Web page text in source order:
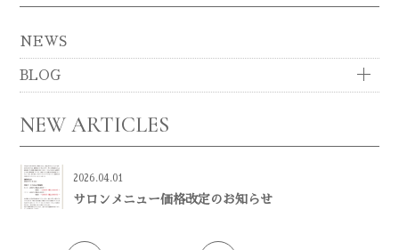
NEWS
BLOG
NEW ARTICLES
2026.04.01
サロンメニュー価格改定のお知らせ